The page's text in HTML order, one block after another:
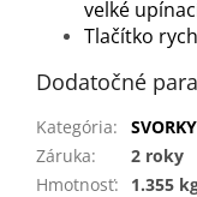
velké
Tlačítko
Dodatočné
Kategória:
SVORKY
Záruka:
2 roky
Hmotnosť:
1.355